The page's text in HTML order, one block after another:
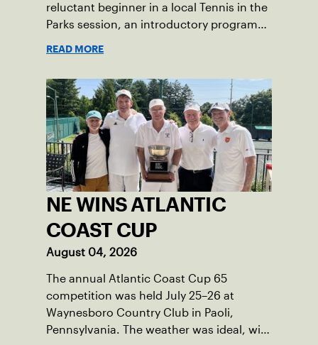
reluctant beginner in a local Tennis in the
Parks session, an introductory program
time, he’s the one running the drills.
READ MORE
NE WINS ATLANTIC
COAST CUP
August 04, 2026
The annual Atlantic Coast Cup 65
competition was held July 25–26 at
Waynesboro Country Club in Paoli,
Pennsylvania. The weather was ideal, with